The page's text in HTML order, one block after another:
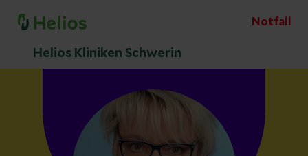
Notfall
Helios Kliniken Schwerin